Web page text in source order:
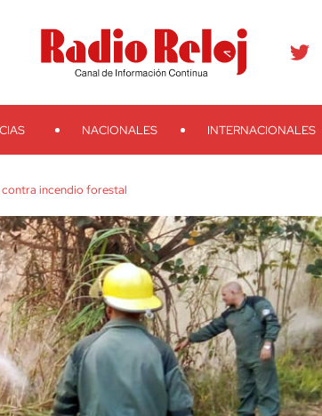
TelegramTeveo Ivoox RSS Search
NACIONALES INTERNACIONALES
incendio forestal